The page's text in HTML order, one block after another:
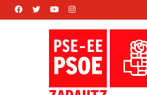
Saltar
al